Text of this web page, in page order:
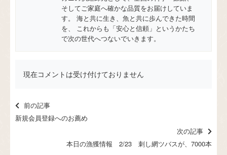
そしてご家庭へ確かな品質をお届けしていま
す。 海と共に生き、魚と共に歩んできた時間
を、 これからも「安心と信頼」というかたち
で次の世代へつないでいきます。
現在コメントは受け付けておりません
前の記事
新規会員登録へのお薦め
次の記事
本日の漁獲情報 2/23 刺し網ツバスが、7000本